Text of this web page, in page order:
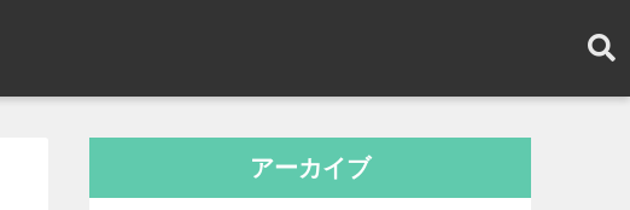
アーカイブ